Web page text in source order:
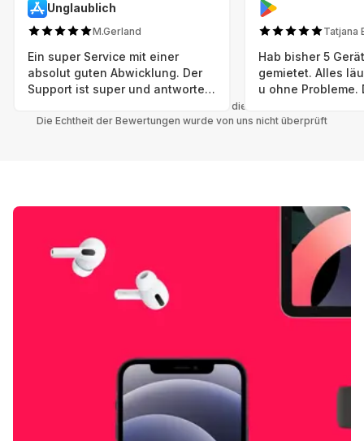
Unglaublich
M.Gerland
Ein super Service mit einer
absolut guten Abwicklung. Der
Support ist super und antworte
Tatjana
Hab bisher 5
gemietet. Alles
u ohne Probleme.
einwandfreien
Nachhaltig u wer
mal wieder ein
hat (Xbox,
Smartphone etc),
Grover nur
Möglichkeit
besteht nach
Alle Bewertungen beziehen sich auf die Grover App.
Die Echtheit der Bewertungen wurde von uns nicht überprüft